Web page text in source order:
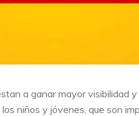
a ganar mayor visibilidad
niños y jóvenes, que son